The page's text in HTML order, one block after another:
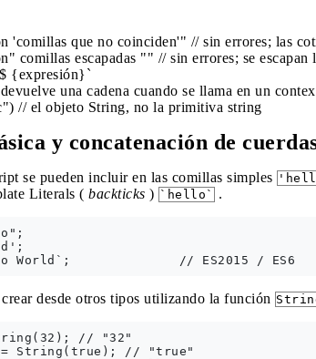
'comillas que no coinciden'" // sin errores; las
comillas escapadas "" // sin errores; se escapan
{expresión}`
una cadena cuando se llama en un
// el objeto String, no la primitiva string
y concatenación de
se pueden incluir en las comillas simples
Literals ( backticks ) `hello` .
crear desde otros tipos utilizando la función
// "32"
= String(true); // "true"